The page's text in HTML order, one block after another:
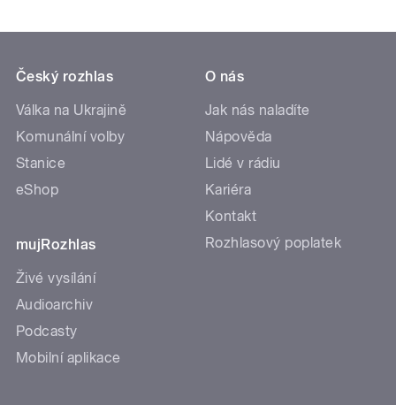
Český rozhlas
Válka na Ukrajině
Komunální volby
Stanice
eShop
mujRozhlas
Živé vysílání
Audioarchiv
Podcasty
Mobilní aplikace
O nás
Jak nás naladíte
Nápověda
Lidé v rádiu
Kariéra
Kontakt
Rozhlasový poplatek